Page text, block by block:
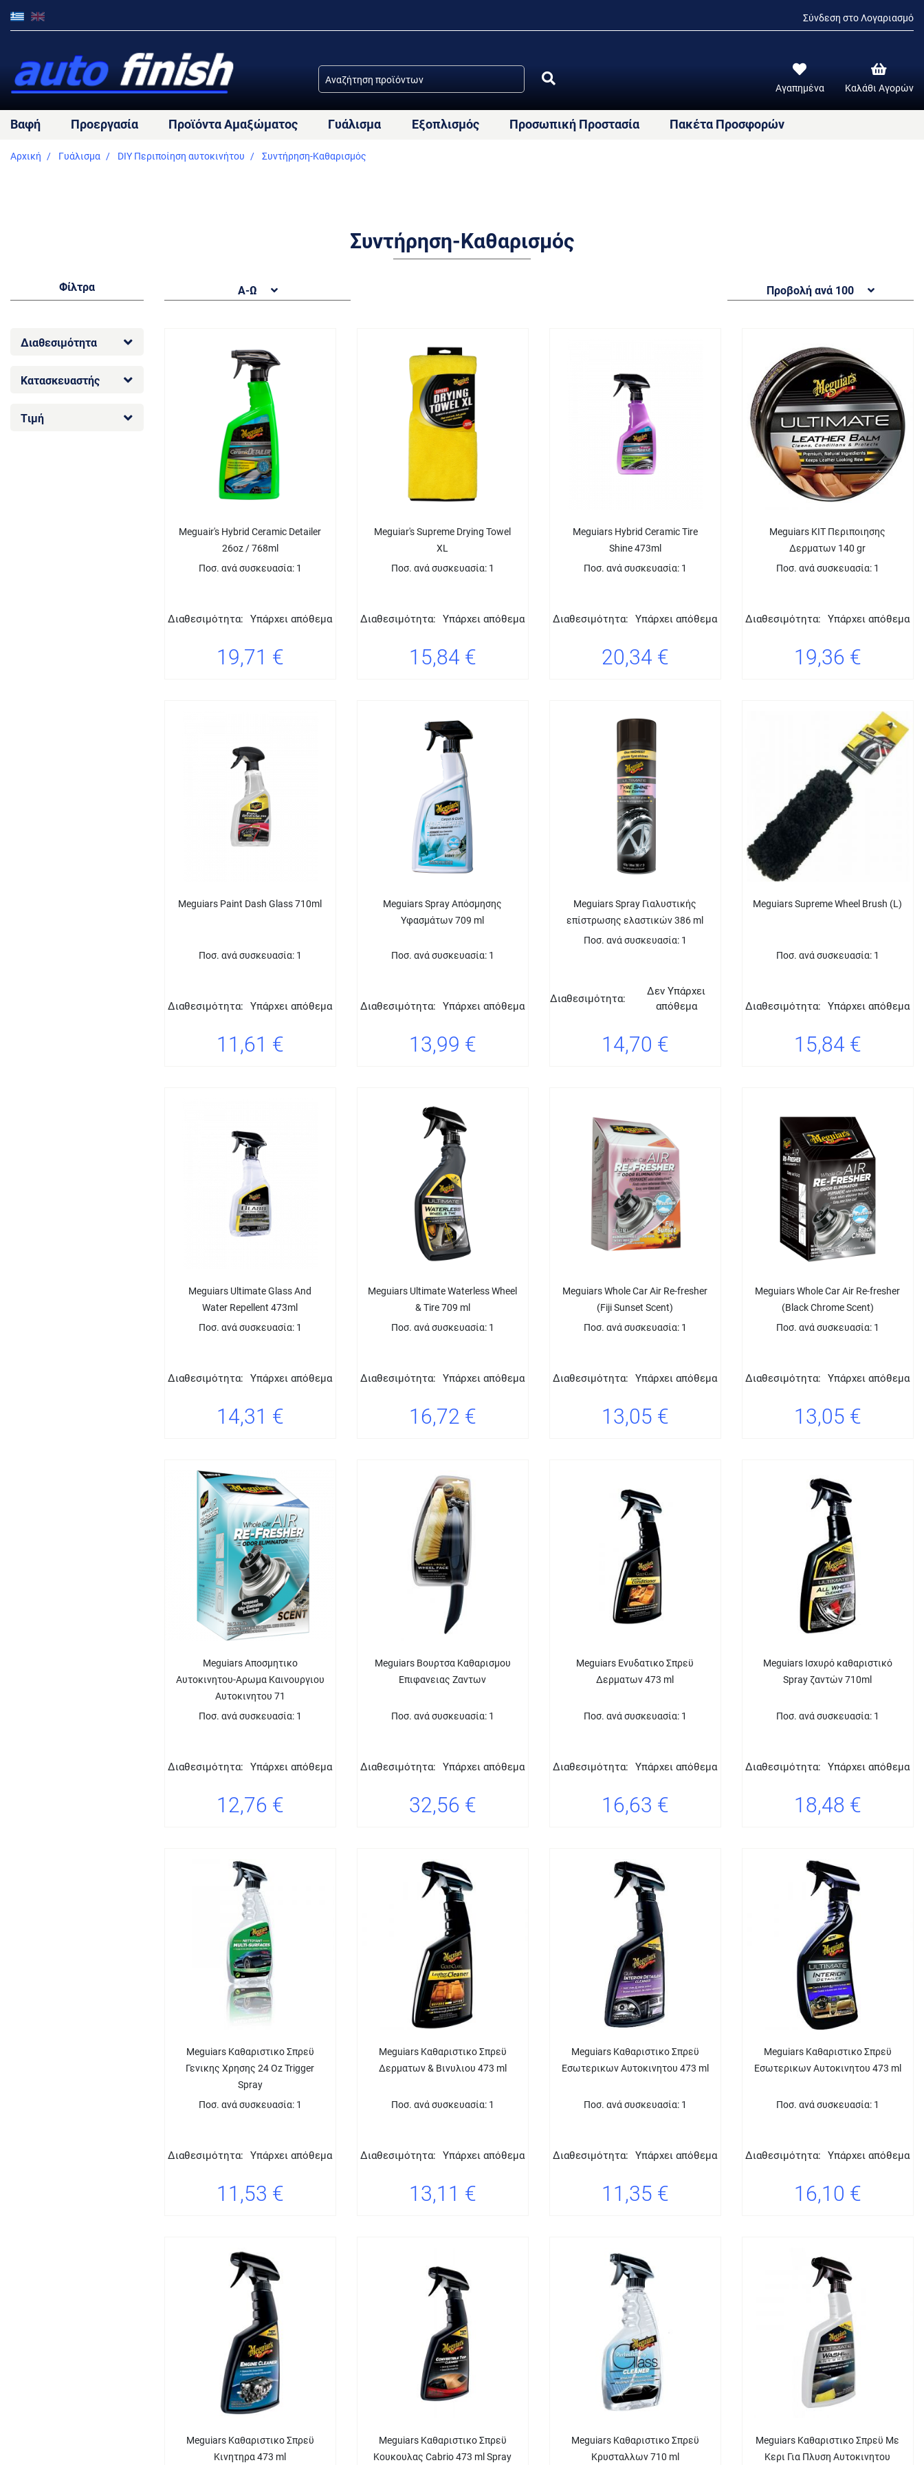
Σύνδεση στο Λογαριασμό
Αγαπημένα Καλάθι Αγορών
Βαφή Προεργασία Προϊόντα Αμαξώματος Γυάλισμα Εξοπλισμός Προσωπική Προστασία Πακέτα Προσφορών
Αρχική Γυάλισμα DIY Περιποίηση αυτοκινήτου Συντήρηση-Καθαρισμός
Συντήρηση-Καθαρισμός
Φίλτρα
Διαθεσιμότητα
Κατασκευαστής
Τιμή
Α-Ω Προβολή ανά 100
Meguair's Hybrid Ceramic Detailer
26oz / 768ml
Ποσ. ανά συσκευασία: 1
Διαθεσιμότητα: Υπάρχει απόθεμα
19,71 €
Meguiar's Supreme Drying Towel
XL
Ποσ. ανά συσκευασία: 1
Διαθεσιμότητα: Υπάρχει απόθεμα
15,84 €
Meguiars Hybrid Ceramic Tire
Shine 473ml
Ποσ. ανά συσκευασία: 1
Διαθεσιμότητα: Υπάρχει απόθεμα
20,34 €
Meguiars KIT Περιποιησης
Δερματων 140 gr
Ποσ. ανά συσκευασία: 1
Διαθεσιμότητα: Υπάρχει απόθεμα
19,36 €
Meguiars Paint Dash Glass 710ml
Ποσ. ανά συσκευασία: 1
Διαθεσιμότητα: Υπάρχει απόθεμα
11,61 €
Meguiars Spray Απόσμησης
Υφασμάτων 709 ml
Ποσ. ανά συσκευασία: 1
Διαθεσιμότητα: Υπάρχει απόθεμα
13,99 €
Meguiars Spray Γιαλυστικής
επίστρωσης ελαστικών 386 ml
Ποσ. ανά συσκευασία: 1
Διαθεσιμότητα:
Δεν Υπάρχει
απόθεμα
14,70 €
Meguiars Supreme Wheel Brush (L)
Ποσ. ανά συσκευασία: 1
Διαθεσιμότητα: Υπάρχει απόθεμα
15,84 €
Meguiars Ultimate Glass And
Water Repellent 473ml
Ποσ. ανά συσκευασία: 1
Διαθεσιμότητα: Υπάρχει απόθεμα
14,31 €
Meguiars Ultimate Waterless Wheel
& Tire 709 ml
Ποσ. ανά συσκευασία: 1
Διαθεσιμότητα: Υπάρχει απόθεμα
16,72 €
Meguiars Whole Car Air Re-fresher
(Fiji Sunset Scent)
Ποσ. ανά συσκευασία: 1
Διαθεσιμότητα: Υπάρχει απόθεμα
13,05 €
Meguiars Whole Car Air Re-fresher
(Black Chrome Scent)
Ποσ. ανά συσκευασία: 1
Διαθεσιμότητα: Υπάρχει απόθεμα
13,05 €
Meguiars Αποσμητικο
Αυτοκινητου-Αρωμα Καινουργιου
Αυτοκινητου 71
Ποσ. ανά συσκευασία: 1
Διαθεσιμότητα: Υπάρχει απόθεμα
12,76 €
Meguiars Βουρτσα Καθαρισμου
Επιφανειας Ζαντων
Ποσ. ανά συσκευασία: 1
Διαθεσιμότητα: Υπάρχει απόθεμα
32,56 €
Meguiars Ενυδατικο Σπρεϋ
Δερματων 473 ml
Ποσ. ανά συσκευασία: 1
Διαθεσιμότητα: Υπάρχει απόθεμα
16,63 €
Meguiars Ισχυρό καθαριστικό
Spray ζαντών 710ml
Ποσ. ανά συσκευασία: 1
Διαθεσιμότητα: Υπάρχει απόθεμα
18,48 €
Meguiars Καθαριστικο Σπρεϋ
Γενικης Χρησης 24 Oz Trigger
Spray
Ποσ. ανά συσκευασία: 1
Διαθεσιμότητα: Υπάρχει απόθεμα
11,53 €
Meguiars Καθαριστικο Σπρεϋ
Δερματων & Βινυλιου 473 ml
Ποσ. ανά συσκευασία: 1
Διαθεσιμότητα: Υπάρχει απόθεμα
13,11 €
Meguiars Καθαριστικο Σπρεϋ
Εσωτερικων Αυτοκινητου 473 ml
Ποσ. ανά συσκευασία: 1
Διαθεσιμότητα: Υπάρχει απόθεμα
11,35 €
Meguiars Καθαριστικο Σπρεϋ
Εσωτερικων Αυτοκινητου 473 ml
Ποσ. ανά συσκευασία: 1
Διαθεσιμότητα: Υπάρχει απόθεμα
16,10 €
Meguiars Καθαριστικο Σπρεϋ
Κινητηρα 473 ml
Meguiars Καθαριστικο Σπρεϋ
Κουκουλας Cabrio 473 ml Spray
Meguiars Καθαριστικο Σπρεϋ
Κρυσταλλων 710 ml
Meguiars Καθαριστικο Σπρεϋ Με
Κερι Για Πλυση Αυτοκινητου